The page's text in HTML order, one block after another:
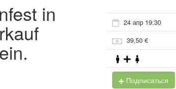
in
24 апр 19:30
39,50 €
Подписаться